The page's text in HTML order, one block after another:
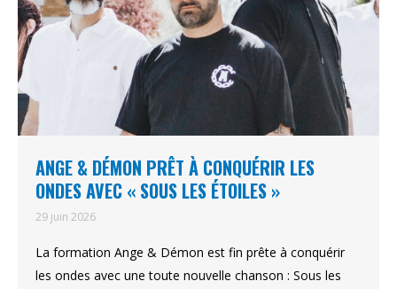
ANGE & DÉMON PRÊT À CONQUÉRIR LES
ONDES AVEC « SOUS LES ÉTOILES »
29 juin 2026
La formation Ange & Démon est fin prête à conquérir
les ondes avec une toute nouvelle chanson : Sous les